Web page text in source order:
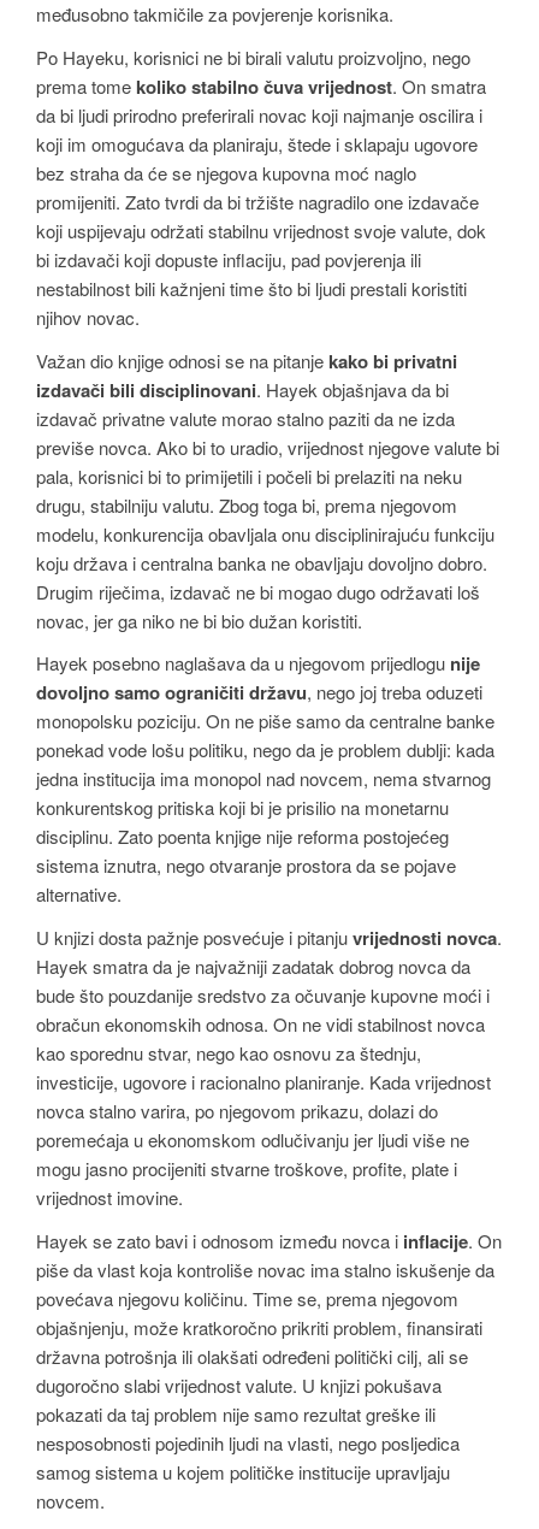
međusobno takmičile za povjerenje korisnika.
Po Hayeku, korisnici ne bi birali valutu proizvoljno, nego
prema tome koliko stabilno čuva vrijednost. On smatra
da bi ljudi prirodno preferirali novac koji najmanje oscilira i
koji im omogućava da planiraju, štede i sklapaju ugovore
bez straha da će se njegova kupovna moć naglo
promijeniti. Zato tvrdi da bi tržište nagradilo one izdavače
koji uspijevaju održati stabilnu vrijednost svoje valute, dok
bi izdavači koji dopuste inflaciju, pad povjerenja ili
nestabilnost bili kažnjeni time što bi ljudi prestali koristiti
njihov novac.
Važan dio knjige odnosi se na pitanje kako bi privatni
izdavači bili disciplinovani. Hayek objašnjava da bi
izdavač privatne valute morao stalno paziti da ne izda
previše novca. Ako bi to uradio, vrijednost njegove valute bi
pala, korisnici bi to primijetili i počeli bi prelaziti na neku
drugu, stabilniju valutu. Zbog toga bi, prema njegovom
modelu, konkurencija obavljala onu disciplinirajuću funkciju
koju država i centralna banka ne obavljaju dovoljno dobro.
Drugim riječima, izdavač ne bi mogao dugo održavati loš
novac, jer ga niko ne bi bio dužan koristiti.
Hayek posebno naglašava da u njegovom prijedlogu nije
dovoljno samo ograničiti državu, nego joj treba oduzeti
monopolsku poziciju. On ne piše samo da centralne banke
ponekad vode lošu politiku, nego da je problem dublji: kada
jedna institucija ima monopol nad novcem, nema stvarnog
konkurentskog pritiska koji bi je prisilio na monetarnu
disciplinu. Zato poenta knjige nije reforma postojećeg
sistema iznutra, nego otvaranje prostora da se pojave
alternative.
U knjizi dosta pažnje posvećuje i pitanjuvrijednosti novca.
Hayek smatra da je najvažniji zadatak dobrog novca da
bude što pouzdanije sredstvo za očuvanje kupovne moći i
obračun ekonomskih odnosa. On ne vidi stabilnost novca
kao sporednu stvar, nego kao osnovu za štednju,
investicije, ugovore i racionalno planiranje. Kada vrijednost
novca stalno varira, po njegovom prikazu, dolazi do
poremećaja u ekonomskom odlučivanju jer ljudi više ne
mogu jasno procijeniti stvarne troškove, profite, plate i
vrijednost imovine.
Hayek se zato bavi i odnosom između novca i inflacije. On
piše da vlast koja kontroliše novac ima stalno iskušenje da
povećava njegovu količinu. Time se, prema njegovom
objašnjenju, može kratkoročno prikriti problem, finansirati
državna potrošnja ili olakšati određeni politički cilj, ali se
dugoročno slabi vrijednost valute. U knjizi pokušava
pokazati da taj problem nije samo rezultat greške ili
nesposobnosti pojedinih ljudi na vlasti, nego posljedica
samog sistema u kojem političke institucije upravljaju
novcem.